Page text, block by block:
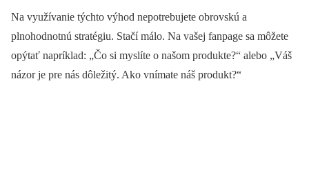
Na využívanie týchto výhod nepotrebujete obrovskú a
plnohodnotnú stratégiu. Stačí málo. Na vašej fanpage sa môžete
opýtať napríklad: „Čo si myslíte o našom produkte?“ alebo „Váš
názor je pre nás dôležitý. Ako vnímate náš produkt?“